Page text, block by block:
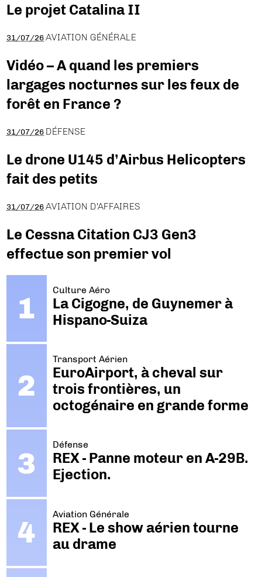
Le projet Catalina II
31/07/26 AVIATION GÉNÉRALE
Vidéo – A quand les premiers
largages nocturnes sur les feux de
forêt en France ?
31/07/26 DÉFENSE
Le drone U145 d’Airbus Helicopters
fait des petits
31/07/26 AVIATION D'AFFAIRES
Le Cessna Citation CJ3 Gen3
effectue son premier vol
Culture Aéro
La Cigogne, de Guynemer à
Hispano-Suiza
Transport Aérien
EuroAirport, à cheval sur
trois frontières, un
octogénaire en grande forme
Défense
REX - Panne moteur en A-29B.
Ejection.
Aviation Générale
REX - Le show aérien tourne
au drame